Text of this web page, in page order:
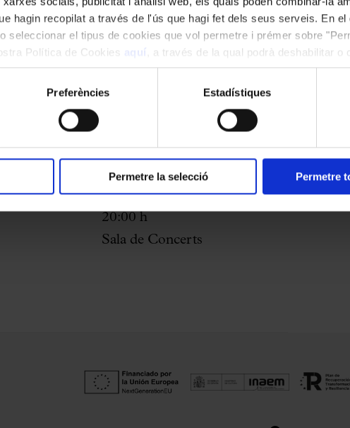
hagin recopilat a través de l'ús que hagi fet dels seus serveis. En el
seleccionar el tipus de cookies que vol permetre i prémer sobre
Política de Cookies
aquí
, a través de la qual podrà deshabilitar o
Preferències Estadístiques
Permetre la selecció Permetre
25 de gener de 2027
20:00 h
Sala de Concerts